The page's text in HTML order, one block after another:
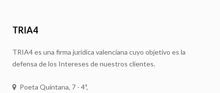
TRIA4
TRIA4 es una firma jurídica valenciana cuyo objetivo es la
defensa de los Intereses de nuestros clientes.
Poeta Quintana, 7 - 4ª,